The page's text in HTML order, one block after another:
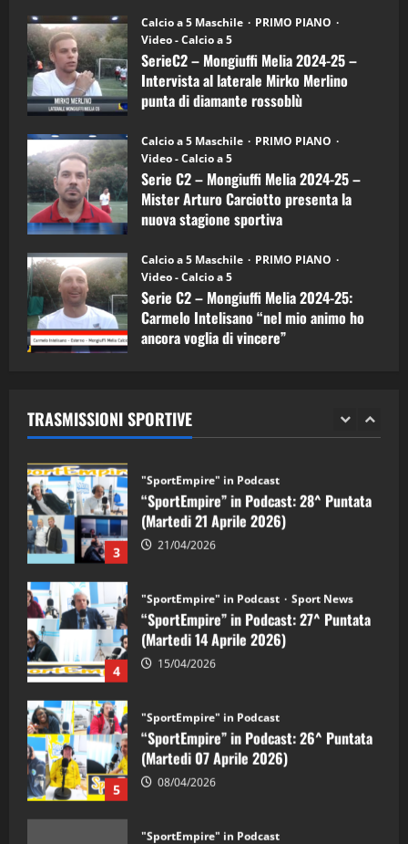
6)
–
Intervista
a
mister
Arturo
Carciotto
(Mongiuffi
Calcio a 5 Maschile
PRIMO PIANO
Video - Calcio a 5
SerieC2 – Mongiuffi Melia 2024-25 –
Intervista al laterale Mirko Merlino
punta di diamante rossoblù
Calcio a 5 Maschile
PRIMO PIANO
Video - Calcio a 5
Serie C2 – Mongiuffi Melia 2024-25 –
Mister Arturo Carciotto presenta la
nuova stagione sportiva
Calcio a 5 Maschile
PRIMO PIANO
Video - Calcio a 5
Serie C2 – Mongiuffi Melia 2024-25:
Carmelo Intelisano “nel mio animo ho
ancora voglia di vincere”
TRASMISSIONI SPORTIVE
4
“SportEmpire” in Podcast: 27^ Puntata
(Martedi 14 Aprile 2026)
15/04/2026
5
“SportEmpire” in Podcast: 26^ Puntata
(Martedi 07 Aprile 2026)
08/04/2026
1
“SportEmpire” in Podcast: 30^ Puntata
(Martedi 05 Maggio 2026)
08/05/2026
2 28/04/2026
3
"SportEmpire" in Podcast
“SportEmpire” in Podcast: 28^ Puntata
(Martedi 21 Aprile 2026)
21/04/2026
4
"SportEmpire" in Podcast Sport News
“SportEmpire” in Podcast: 27^ Puntata
(Martedi 14 Aprile 2026)
15/04/2026
5
"SportEmpire" in Podcast
“SportEmpire” in Podcast: 26^ Puntata
(Martedi 07 Aprile 2026)
08/04/2026
"SportEmpire" in Podcast